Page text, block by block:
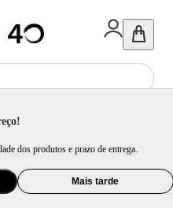
dos produtos e prazo de entrega.
Mais tarde
e Vermelha GCD100RPUA-PT